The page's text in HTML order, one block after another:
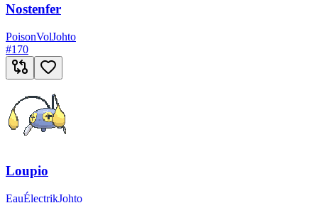
Nostenfer
PoisonVolJohto
#170
Loupio
EauÉlectrikJohto